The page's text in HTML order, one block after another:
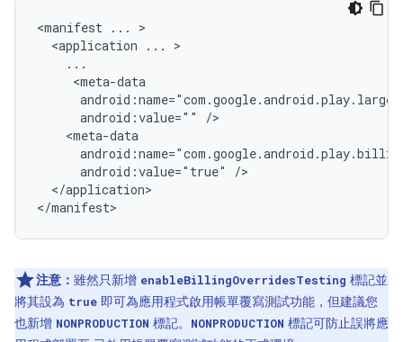
<manifest ... >
  <application ... >
    ...
     <meta-data
      android:value="" />
    <meta-data
      android:value="true" />
  </application>
</manifest>
注意： 雖然只新增 enableBillingOverridesTesting 標記並
將其設為 true 即可為應用程式啟用帳單覆寫測試功能，但建議您
也新增 NONPRODUCTION 標記。 NONPRODUCTION 標記可防止誤將應